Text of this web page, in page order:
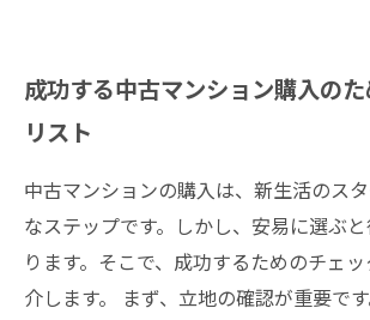
成功する中古マンション購入の
リスト
中古マンションの購入は、新生活のス
なステップです。しかし、安易に選ぶ
ります。そこで、成功するためのチェ
介します。 まず、立地の確認が重要で